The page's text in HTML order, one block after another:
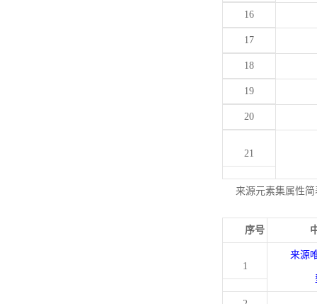
16
17
18
19
20
21
来源元素集属性简
序号
1
来源